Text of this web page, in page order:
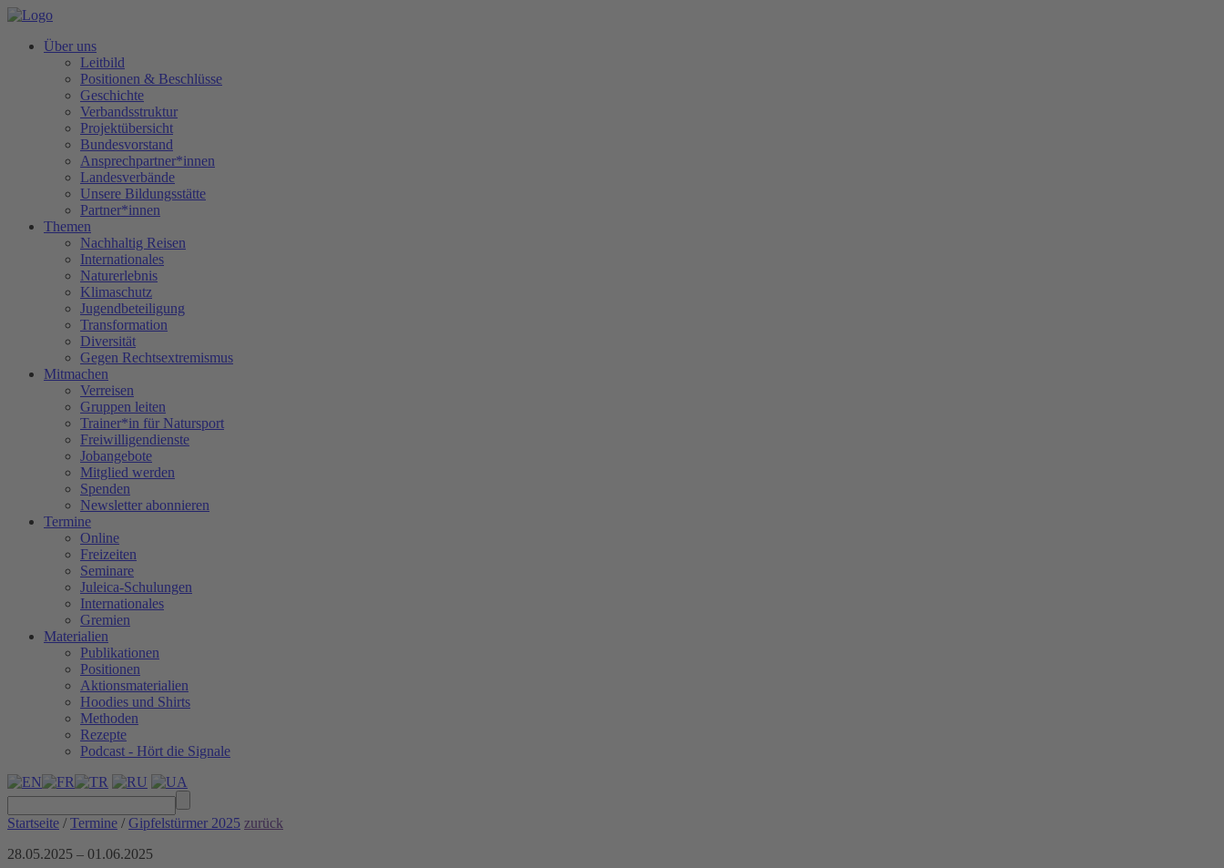
Über uns
Leitbild
Positionen & Beschlüsse
Geschichte
Verbandsstruktur
Projektübersicht
Bundesvorstand
Ansprechpartner*innen
Landesverbände
Unsere Bildungsstätte
Partner*innen
Themen
Nachhaltig Reisen
Internationales
Naturerlebnis
Klimaschutz
Jugendbeteiligung
Transformation
Diversität
Gegen Rechtsextremismus
Mitmachen
Verreisen
Gruppen leiten
Trainer*in für Natursport
Freiwilligendienste
Jobangebote
Mitglied werden
Spenden
Newsletter abonnieren
Termine
Online
Freizeiten
Seminare
Juleica-Schulungen
Internationales
Gremien
Materialien
Publikationen
Positionen
Aktionsmaterialien
Hoodies und Shirts
Methoden
Rezepte
Podcast - Hört die Signale
Startseite / Termine / Gipfelstürmer 2025 zurück
28.05.2025 – 01.06.2025